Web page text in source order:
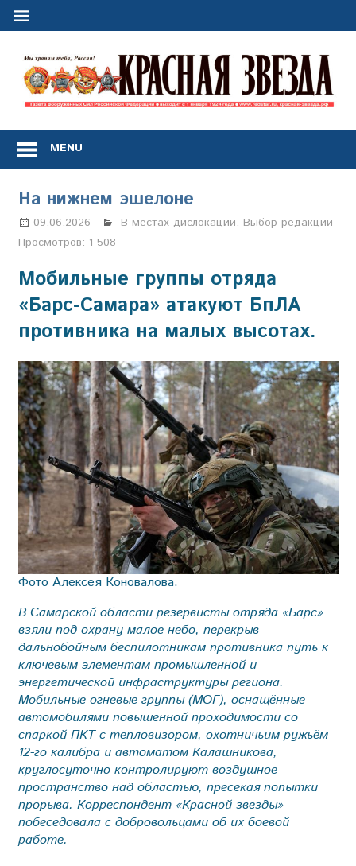
Перейти
Сил
Российской
Федерации
*
выходит
с
января
1924
года
MENU
На нижнем эшелоне
09.06.2026 Марина Щербакова
В местах дислокации, Выбор редакции
Просмотров: 1 508
Мобильные группы отряда
«Барс-Самара» атакуют БпЛА
противника на малых высотах.
Фото Алексея Коновалова.
В Самарской области резервисты отряда «Барс»
взяли под охрану малое небо, перекрыв
дальнобойным беспилотникам противника путь к
ключевым элементам промышленной и
энергетической инфраструктуры региона.
Мобильные огневые группы (МОГ), оснащённые
автомобилями повышенной проходимости со
спаркой ПКТ с тепловизором, охотничьим ружьём
12-го калибра и автоматом Калашникова,
круглосуточно контролируют воздушное
пространство над областью, пресекая попытки
прорыва. Корреспондент «Красной звезды»
побеседовала с добровольцами об их боевой
работе.